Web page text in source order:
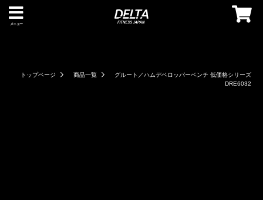
メニュー
トップページ 商品一覧
グルート／ハムデベロッパーベンチ 低価格シリーズ
DRE6032